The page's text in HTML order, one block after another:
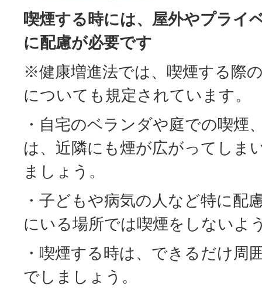
喫煙する時には、屋外やプライ
に配慮が必要です
※健康増進法では、喫煙する際
についても規定されています。
・自宅のベランダや庭での喫煙
は、近隣にも煙が広がってしま
ましょう。
・子どもや病気の人など特に配
にいる場所では喫煙をしないよ
・喫煙する時は、できるだけ周
でしましょう。